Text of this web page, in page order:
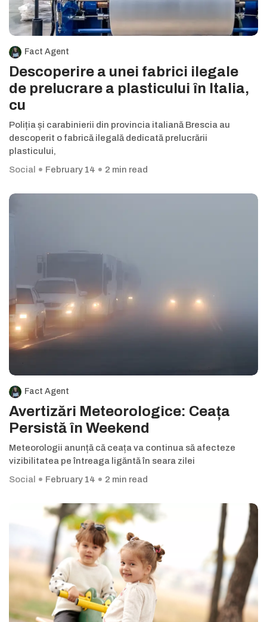
Fact Agent
Descoperire a unei fabrici ilegale
de prelucrare a plasticului în Italia,
cu
Poliția și carabinierii din provincia italiană Brescia au
descoperit o fabrică ilegală dedicată prelucrării
plasticului,
Social
February 14 2 min read
Fact Agent
Avertizări Meteorologice: Ceața
Persistă în Weekend
Meteorologii anunță că ceața va continua să afecteze
vizibilitatea pe întreaga ligăntă în seara zilei
Social
February 14 2 min read